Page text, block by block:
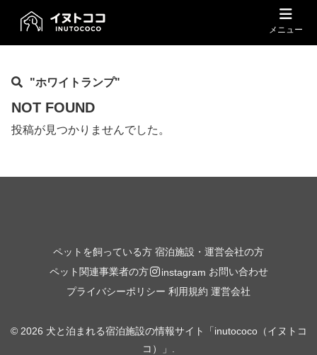
メニュー
"ホワイトランプ"
NOT FOUND
投稿が見つかりませんでした。
ペットを飼っている方 宿泊施設・運営会社の方
ペット関連事業者の方
instagram お問い合わせ
プライバシーポリシー 利用規約 運営会社
© 2026 犬と泊まれる宿泊施設の情報サイト「inutococo（イヌトコ
コ）」.